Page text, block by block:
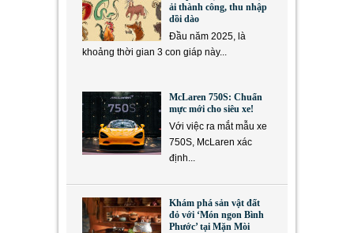
ải thành công, thu nhập
dồi dào
Đầu năm 2025, là
khoảng thời gian 3 con giáp này...
McLaren 750S: Chuẩn
mực mới cho siêu xe!
Với việc ra mắt mẫu xe
750S, McLaren xác
định...
Khám phá sản vật đất
đỏ với ‘Món ngon Bình
Phước’ tại Mặn Mòi